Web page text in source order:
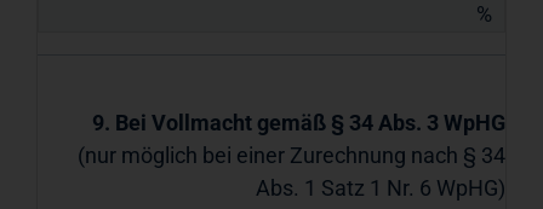
%
9. Bei Vollmacht gemäß § 34 Abs. 3 WpHG
(nur möglich bei einer Zurechnung nach § 34
Abs. 1 Satz 1 Nr. 6 WpHG)